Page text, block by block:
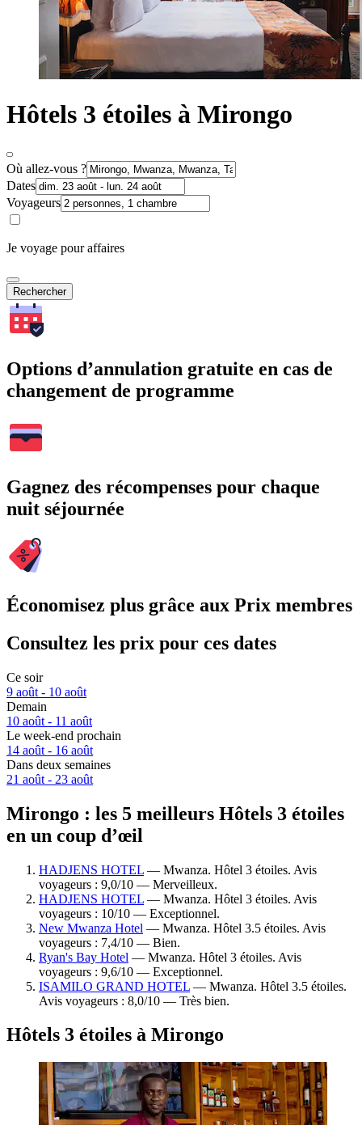
Hôtels 3 étoiles à Mirongo
Où allez-vous ?
Dates
Voyageurs
Je voyage pour affaires
Rechercher
Options d’annulation gratuite en cas de
changement de programme
Gagnez des récompenses pour chaque
nuit séjournée
Économisez plus grâce aux Prix membres
Consultez les prix pour ces dates
Ce soir
9 août - 10 août
Demain
10 août - 11 août
Le week-end prochain
14 août - 16 août
Dans deux semaines
21 août - 23 août
Mirongo : les 5 meilleurs Hôtels 3 étoiles
en un coup d’œil
HADJENS HOTEL — Mwanza. Hôtel 3 étoiles. Avis
voyageurs : 9,0/10 — Merveilleux.
HADJENS HOTEL — Mwanza. Hôtel 3 étoiles. Avis
voyageurs : 10/10 — Exceptionnel.
New Mwanza Hotel — Mwanza. Hôtel 3.5 étoiles. Avis
voyageurs : 7,4/10 — Bien.
Ryan's Bay Hotel — Mwanza. Hôtel 3 étoiles. Avis
voyageurs : 9,6/10 — Exceptionnel.
ISAMILO GRAND HOTEL — Mwanza. Hôtel 3.5 étoiles.
Avis voyageurs : 8,0/10 — Très bien.
Hôtels 3 étoiles à Mirongo